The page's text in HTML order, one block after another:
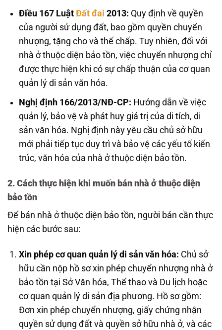
Điều 167 Luật Đất đai 2013: Quy định về quyền
của người sử dụng đất, bao gồm quyền chuyển
nhượng, tặng cho và thế chấp. Tuy nhiên, đối với
nhà ở thuộc diện bảo tồn, việc chuyển nhượng chỉ
được thực hiện khi có sự chấp thuận của cơ quan
quản lý di sản văn hóa.
Nghị định 166/2013/NĐ-CP: Hướng dẫn về việc
quản lý, bảo vệ và phát huy giá trị của di tích, di
sản văn hóa. Nghị định này yêu cầu chủ sở hữu
mới phải tiếp tục duy trì và bảo vệ các yếu tố kiến
trúc, văn hóa của nhà ở thuộc diện bảo tồn.
2. Cách thực hiện khi muốn bán nhà ở thuộc diện
bảo tồn
Để bán nhà ở thuộc diện bảo tồn, người bán cần thực
hiện các bước sau:
Xin phép cơ quan quản lý di sản văn hóa: Chủ sở
hữu cần nộp hồ sơ xin phép chuyển nhượng nhà ở
bảo tồn tại Sở Văn hóa, Thể thao và Du lịch hoặc
cơ quan quản lý di sản địa phương. Hồ sơ gồm:
Đơn xin phép chuyển nhượng, giấy chứng nhận
quyền sử dụng đất và quyền sở hữu nhà ở, và các